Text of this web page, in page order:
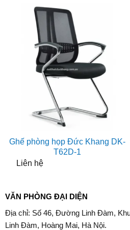
Ghế phòng họp Đức Khang DK-
T62D-1
Liên hệ
VĂN PHÒNG ĐẠI DIỆN
Địa chỉ: Số 46, Đường Linh Đàm,
Linh Đàm, Hoàng Mai, Hà Nội.